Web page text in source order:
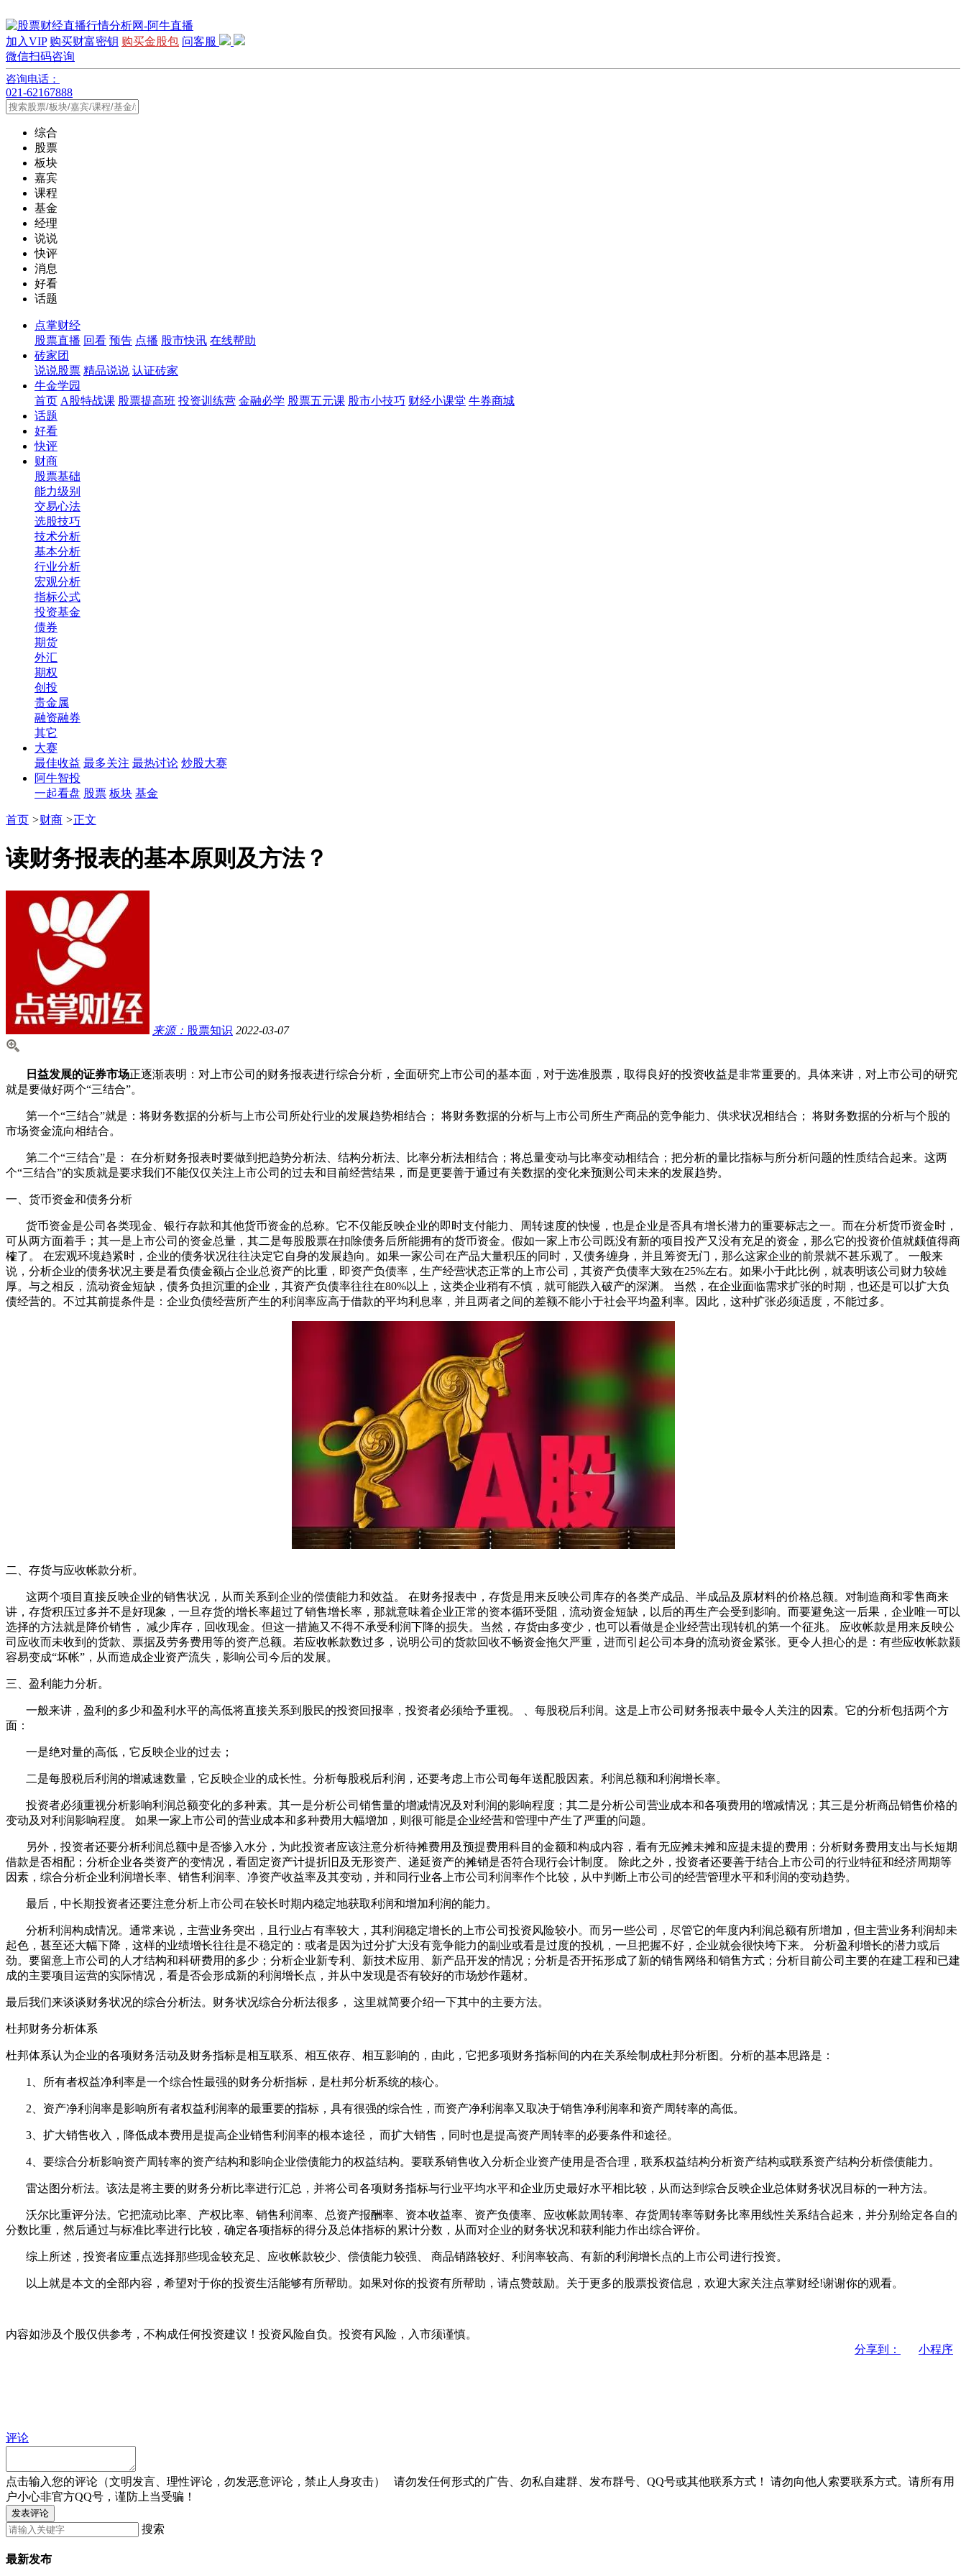
加入VIP 购买财富密钥 购买金股包 问客服
微信扫码咨询
咨询电话：
021-62167888
综合
股票
板块
嘉宾
课程
基金
经理
说说
快评
消息
好看
话题
点掌财经
股票直播 回看 预告 点播 股市快讯 在线帮助
砖家团
说说股票 精品说说 认证砖家
牛金学园
首页 A股特战课 股票提高班 投资训练营 金融必学 股票五元课 股市小技巧 财经小课堂 牛券商城
话题
好看
快评
财商
股票基础
能力级别
交易心法
选股技巧
技术分析
基本分析
行业分析
宏观分析
指标公式
投资基金
债券
期货
外汇
期权
创投
贵金属
融资融券
其它
大赛
最佳收益 最多关注 最热讨论 炒股大赛
阿牛智投
一起看盘 股票 板块 基金
首页 >财商 >正文
读财务报表的基本原则及方法？
来源： 股票知识 2022-03-07
日益发展的证券市场正逐渐表明：对上市公司的财务报表进行综合分析，全面研究上市公司的基本面，对于选准股票，取得良好的投资收益是非常重要的。具体来讲，对上市公司的研究
就是要做好两个“三结合”。
第一个“三结合”就是：将财务数据的分析与上市公司所处行业的发展趋势相结合； 将财务数据的分析与上市公司所生产商品的竞争能力、供求状况相结合； 将财务数据的分析与个股的
市场资金流向相结合。
第二个“三结合”是： 在分析财务报表时要做到把趋势分析法、结构分析法、比率分析法相结合；将总量变动与比率变动相结合；把分析的量比指标与所分析问题的性质结合起来。这两
个“三结合”的实质就是要求我们不能仅仅关注上市公司的过去和目前经营结果，而是更要善于通过有关数据的变化来预测公司未来的发展趋势。
一、货币资金和债务分析
货币资金是公司各类现金、银行存款和其他货币资金的总称。它不仅能反映企业的即时支付能力、周转速度的快慢，也是企业是否具有增长潜力的重要标志之一。而在分析货币资金时，
可从两方面着手；其一是上市公司的资金总量，其二是每股股票在扣除债务后所能拥有的货币资金。假如一家上市公司既没有新的项目投产又没有充足的资金，那么它的投资价值就颇值得商
榷了。 在宏观环境趋紧时，企业的债务状况往往决定它自身的发展趋向。如果一家公司在产品大量积压的同时，又债务缠身，并且筹资无门，那么这家企业的前景就不甚乐观了。 一般来
说，分析企业的债务状况主要是看负债金额占企业总资产的比重，即资产负债率，生产经营状态正常的上市公司，其资产负债率大致在25%左右。如果小于此比例，就表明该公司财力较雄
厚。与之相反，流动资金短缺，债务负担沉重的企业，其资产负债率往往在80%以上，这类企业稍有不慎，就可能跌入破产的深渊。 当然，在企业面临需求扩张的时期，也还是可以扩大负
债经营的。不过其前提条件是：企业负债经营所产生的利润率应高于借款的平均利息率，并且两者之间的差额不能小于社会平均盈利率。因此，这种扩张必须适度，不能过多。
二、存货与应收帐款分析。
这两个项目直接反映企业的销售状况，从而关系到企业的偿债能力和效益。 在财务报表中，存货是用来反映公司库存的各类产成品、半成品及原材料的价格总额。对制造商和零售商来
讲，存货积压过多并不是好现象，一旦存货的增长率超过了销售增长率，那就意味着企业正常的资本循环受阻，流动资金短缺，以后的再生产会受到影响。而要避免这一后果，企业唯一可以
选择的方法就是降价销售， 减少库存，回收现金。但这一措施又不得不承受利润下降的损失。当然，存货由多变少，也可以看做是企业经营出现转机的第一个征兆。 应收帐款是用来反映公
司应收而未收到的货款、票据及劳务费用等的资产总额。若应收帐款数过多，说明公司的货款回收不畅资金拖欠严重，进而引起公司本身的流动资金紧张。更令人担心的是：有些应收帐款颢
容易变成“坏帐”，从而造成企业资产流失，影响公司今后的发展。
三、盈利能力分析。
一般来讲，盈利的多少和盈利水平的高低将直接关系到股民的投资回报率，投资者必须给予重视。 、每股税后利润。这是上市公司财务报表中最令人关注的因素。它的分析包括两个方
面：
一是绝对量的高低，它反映企业的过去；
二是每股税后利润的增减速数量，它反映企业的成长性。分析每股税后利润，还要考虑上市公司每年送配股因素。利润总额和利润增长率。
投资者必须重视分析影响利润总额变化的多种素。其一是分析公司销售量的增减情况及对利润的影响程度；其二是分析公司营业成本和各项费用的增减情况；其三是分析商品销售价格的
变动及对利润影响程度。 如果一家上市公司的营业成本和多种费用大幅增加，则很可能是企业经营和管理中产生了严重的问题。
另外，投资者还要分析利润总额中是否惨入水分，为此投资者应该注意分析待摊费用及预提费用科目的金额和构成内容，看有无应摊未摊和应提未提的费用；分析财务费用支出与长短期
借款是否相配；分析企业各类资产的变情况，看固定资产计提折旧及无形资产、递延资产的摊销是否符合现行会计制度。 除此之外，投资者还要善于结合上市公司的行业特征和经济周期等
因素，综合分析企业利润增长率、销售利润率、净资产收益率及其变动，并和同行业各上市公司利润率作个比较，从中判断上市公司的经营管理水平和利润的变动趋势。
最后，中长期投资者还要注意分析上市公司在较长时期内稳定地获取利润和增加利润的能力。
分析利润构成情况。通常来说，主营业务突出，且行业占有率较大，其利润稳定增长的上市公司投资风险较小。而另一些公司，尽管它的年度内利润总额有所增加，但主营业务利润却未
起色，甚至还大幅下降，这样的业绩增长往往是不稳定的：或者是因为过分扩大没有竞争能力的副业或看是过度的投机，一旦把握不好，企业就会很快垮下来。 分析盈利增长的潜力或后
劲。要留意上市公司的人才结构和科研费用的多少；分析企业新专利、新技术应用、新产品开发的情况；分析是否开拓形成了新的销售网络和销售方式；分析目前公司主要的在建工程和已建
成的主要项目运营的实际情况，看是否会形成新的利润增长点，并从中发现是否有较好的市场炒作题材。
最后我们来谈谈财务状况的综合分析法。财务状况综合分析法很多， 这里就简要介绍一下其中的主要方法。
杜邦财务分析体系
杜邦体系认为企业的各项财务活动及财务指标是相互联系、相互依存、相互影响的，由此，它把多项财务指标间的内在关系绘制成杜邦分析图。分析的基本思路是：
1、所有者权益净利率是一个综合性最强的财务分析指标，是杜邦分析系统的核心。
2、资产净利润率是影响所有者权益利润率的最重要的指标，具有很强的综合性，而资产净利润率又取决于销售净利润率和资产周转率的高低。
3、扩大销售收入，降低成本费用是提高企业销售利润率的根本途径， 而扩大销售，同时也是提高资产周转率的必要条件和途径。
4、要综合分析影响资产周转率的资产结构和影响企业偿债能力的权益结构。要联系销售收入分析企业资产使用是否合理，联系权益结构分析资产结构或联系资产结构分析偿债能力。
雷达图分析法。该法是将主要的财务分析比率进行汇总，并将公司各项财务指标与行业平均水平和企业历史最好水平相比较，从而达到综合反映企业总体财务状况目标的一种方法。
沃尔比重评分法。它把流动比率、产权比率、销售利润率、总资产报酬率、资本收益率、资产负债率、应收帐款周转率、存货周转率等财务比率用线性关系结合起来，并分别给定各自的
分数比重，然后通过与标准比率进行比较，确定各项指标的得分及总体指标的累计分数，从而对企业的财务状况和获利能力作出综合评价。
综上所述，投资者应重点选择那些现金较充足、应收帐款较少、偿债能力较强、 商品销路较好、利润率较高、有新的利润增长点的上市公司进行投资。
以上就是本文的全部内容，希望对于你的投资生活能够有所帮助。如果对你的投资有所帮助，请点赞鼓励。关于更多的股票投资信息，欢迎大家关注点掌财经!谢谢你的观看。
内容如涉及个股仅供参考，不构成任何投资建议！投资风险自负。投资有风险，入市须谨慎。
分享到：
小程序
评论
点击输入您的评论（文明发言、理性评论，勿发恶意评论，禁止人身攻击） 请勿发任何形式的广告、勿私自建群、发布群号、QQ号或其他联系方式！
请勿向他人索要联系方式。请所有用
户小心非官方QQ号，谨防上当受骗！
发表评论
搜索
最新发布